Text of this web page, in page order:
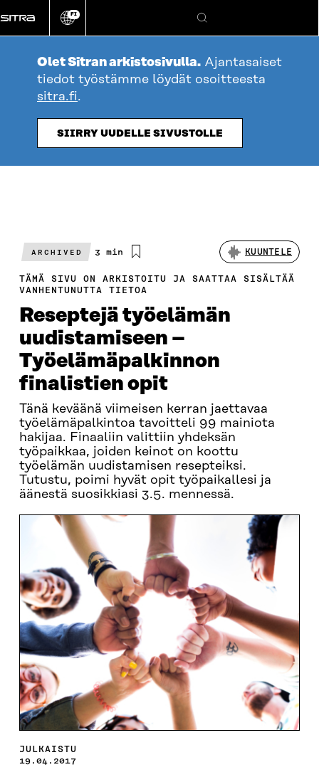
suoraan
sisältöön
Vaihda
kieli
FI
Hae
Olet Sitran arkistosivulla. Ajantasaiset
tiedot työstämme löydät osoitteesta
sitra.fi.
SIIRRY UUDELLE SIVUSTOLLE
ARCHIVED
Arvioitu
3 min KUUNTELE
TÄMÄ SIVU ON ARKISTOITU JA SAATTAA SISÄLTÄÄ
VANHENTUNUTTA TIETOA
Reseptejä työelämän
uudistamiseen –
Työelämäpalkinnon
finalistien opit
Tänä keväänä viimeisen kerran jaettavaa
työelämäpalkintoa tavoitteli 99 mainiota
hakijaa. Finaaliin valittiin yhdeksän
työpaikkaa, joiden keinot on koottu
työelämän uudistamisen resepteiksi.
Tutustu, poimi hyvät opit työpaikallesi ja
äänestä suosikkiasi 3.5. mennessä.
JULKAISTU
19.04.2017